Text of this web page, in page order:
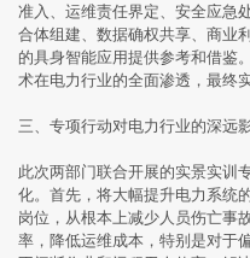
准入、运维责任界定、安全应急
合体组建、数据确权共享、商业
的具身智能应用提供参考和借鉴
术在电力行业的全面渗透，最终
三、专项行动对电力行业的深远
此次两部门联合开展的实景实训
化。首先，将大幅提升电力系统
岗位，从根本上减少人员伤亡事
率，降低运维成本，特别是对于